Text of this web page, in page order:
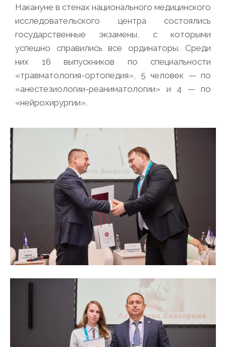
Накануне в стенах национального медицинского
исследовательского центра состоялись
государственные экзамены, с которыми
успешно справились все ординаторы. Среди
них 16 выпускников по специальности
«травматология-ортопедия», 5 человек — по
«анестезиологии-реаниматологии» и 4 — по
«нейрохирургии».